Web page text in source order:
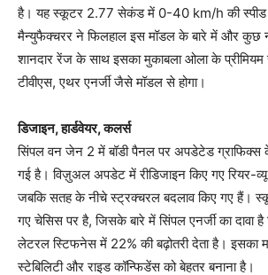
है। यह स्कूटर 2.77 सेकंड में 0-40 km/h की स्पीड
मैन्युफैक्चरर ने फिलहाल इस मॉडल के बारे में और कुछ
शानदार रेंज के साथ इसका मुकाबला ओला के
टीवीएस, एथर एनर्जी जैसे मॉडल से होगा।
डिजाइन, हार्डवेयर, कलर्स
सिंपल वन जेन 2 में बॉडी पैनल पर अपडेटेड ग्राफिक्स के
गई है। विज़ुअल अपडेट में रीडिजाइन किए गए रियर-व्यू
जबकि सतह के नीचे स्ट्रक्चरल बदलाव किए गए हैं।
गए चेसिस पर है, जिसके बारे में सिंपल एनर्जी का दावा है
लेटरल स्टिफनेस में 22% की बढ़ोतरी देता है। इसका
स्टेबिलिटी और राइड कॉन्फिडेंस को बेहतर बनाना है।